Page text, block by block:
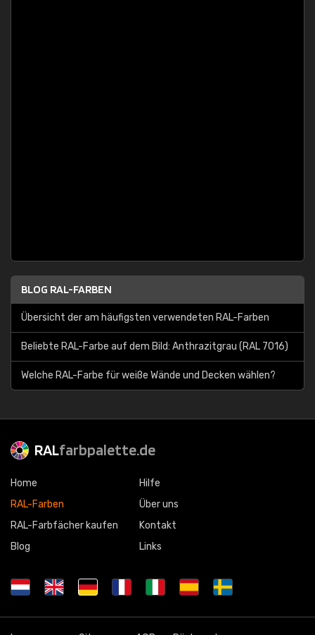
BLOG RAL-FARBEN
Übersicht der am häufigsten verwendeten RAL-Farben
Beliebte RAL-Farbe auf dem Bild: Anthrazitgrau (RAL 7016)
Welche RAL-Farbe für weiße Wände und Decken wählen?
RALfarbpalette.de
Home
RAL-Farben
RAL-Farbfächer kaufen
Blog
Hilfe
Über uns
Kontakt
Links